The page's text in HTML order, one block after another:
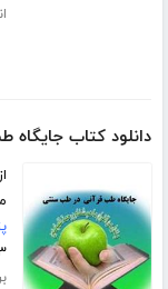
دانلود کتاب